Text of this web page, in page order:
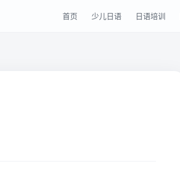
首页 少儿日语 日语培训